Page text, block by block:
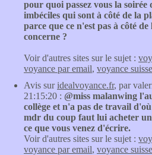
pour quoi passez vous la
imbéciles qui sont à côté de la
parce que ce n'est pas à côté
concerne ?
Voir d'autres sites sur le sujet :
voyance par email, voyance suisse
Avis suridealvoyance.fr, par
21:15:20 : @miss malanwing
collège et n'a pas de travail
mdr du coup faut lui acheter
ce que vous venez d'écrire.
Voir d'autres sites sur le sujet :
voyance par email, voyance suisse